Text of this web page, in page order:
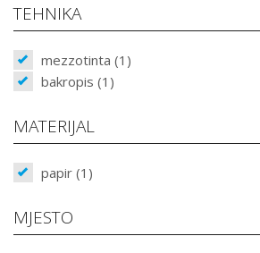
TEHNIKA
mezzotinta (1)
bakropis (1)
MATERIJAL
papir (1)
MJESTO